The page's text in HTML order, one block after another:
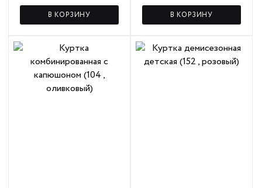
В КОРЗИНУ В КОРЗИНУ